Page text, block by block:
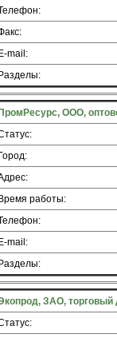
E-mail:
Разделы:
ПромРесурс, ООО,
Город:
Время работы:
E-mail:
Разделы:
ЗАО, торговый